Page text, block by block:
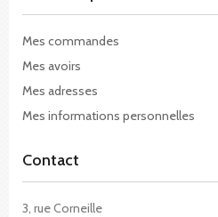
Mes commandes
Mes avoirs
Mes adresses
Mes informations personnelles
Contact
3, rue Corneille